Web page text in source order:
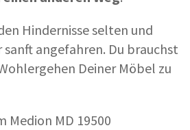
Hindernisse selten und
sanft angefahren. Du brauchst
Deiner Möbel zu
Medion MD 19500